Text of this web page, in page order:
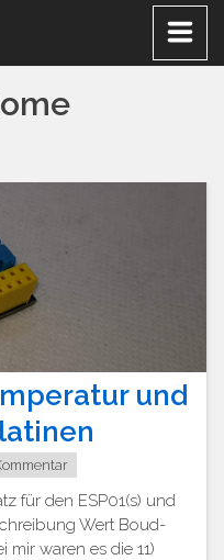
und
für den ESP01(s) und
Wert Boud-
mir waren es die 11)